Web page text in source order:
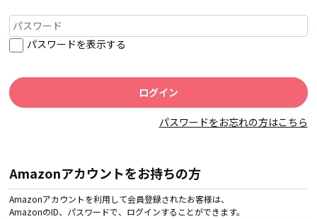
パスワードを表示する
パスワードをお忘れの方はこちら
Amazonアカウントをお持ちの方
Amazonアカウントを利用して会員登録されたお客様は、
AmazonのID、パスワードで、ログインすることができます。